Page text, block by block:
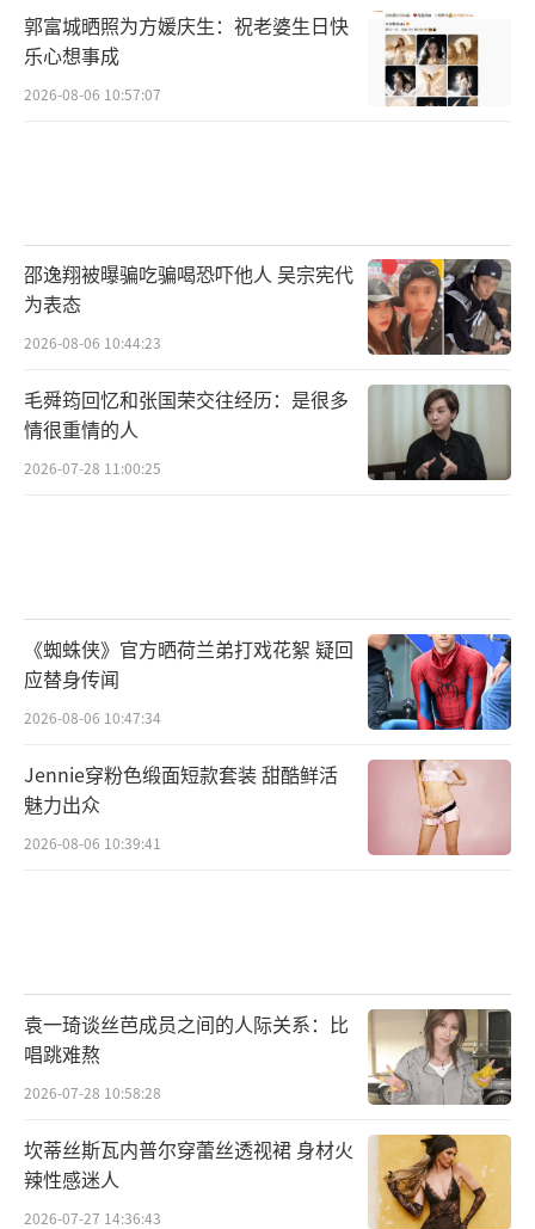
顾虑。直到网上看到合照被恶意造谣，林允意
识到问题严重性。黄小蕾等人将事情讲清楚，
担心影响事业。林允近几年的工作行程证明她
钟姐确实与很多明星合作，工作能力强。
她想成为网红，介绍自己并展示技能，博得流
量。正当她踌躇满志时，却遭遇波折。她给林
允带来困扰，还要控制网上的言论。如果不认
真澄清，可能会让林允错失优秀剧本。钟姐删
除所有作品，但这并未完全避免林允受到干
（责任编辑：卢其龙 CL0882）
郭富城晒照为方媛庆生：祝老婆生日快
乐心想事成
2026-08-06 10:57:07
邵逸翔被曝骗吃骗喝恐吓他人 吴宗宪代
为表态
2026-08-06 10:44:23
毛舜筠回忆和张国荣交往经历：是很多
情很重情的人
2026-07-28 11:00:25
《蜘蛛侠》官方晒荷兰弟打戏花絮 疑回
应替身传闻
2026-08-06 10:47:34
Jennie穿粉色缎面短款套装 甜酷鲜活
魅力出众
2026-08-06 10:39:41
袁一琦谈丝芭成员之间的人际关系：比
唱跳难熬
2026-07-28 10:58:28
坎蒂丝斯瓦内普尔穿蕾丝透视裙 身材火
辣性感迷人
2026-07-27 14:36:43